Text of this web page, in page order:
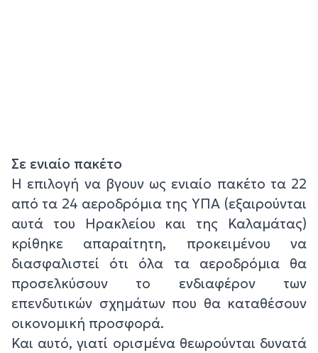
Σε ενιαίο πακέτο
Η επιλογή να βγουν ως ενιαίο πακέτο τα 22
από τα 24 αεροδρόμια της ΥΠΑ (εξαιρούνται
αυτά του Ηρακλείου και της Καλαμάτας)
κρίθηκε απαραίτητη, προκειμένου να
διασφαλιστεί ότι όλα τα αεροδρόμια θα
προσελκύσουν το ενδιαφέρον των
επενδυτικών σχημάτων που θα καταθέσουν
οικονομική προσφορά.
Και αυτό, γιατί ορισμένα θεωρούνται δυνατά